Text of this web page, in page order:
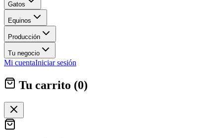
Gatos
Equinos
Producción
Tu negocio
Mi cuentaIniciar sesión
Tu carrito (0)